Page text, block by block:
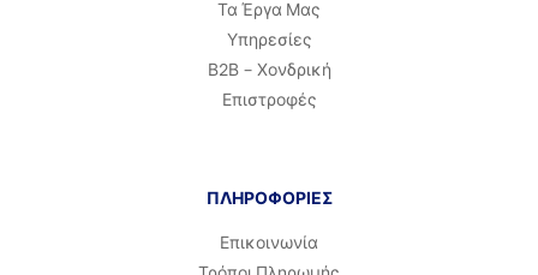
Τα Έργα Μας
Υπηρεσίες
Β2Β – Χονδρική
Επιστροφές
ΠΛΗΡΟΦΟΡΙΕΣ
Επικοινωνία